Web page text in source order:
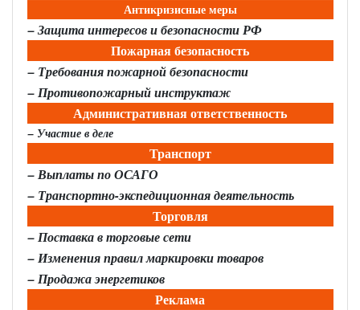
Антикризисные меры
– Защита интересов и безопасности РФ
Пожарная безопасность
– Требования пожарной безопасности
– Противопожарный инструктаж
Административная ответственность
– Участие в деле
Транспорт
– Выплаты по ОСАГО
– Транспортно-экспедиционная деятельность
Торговля
– Поставка в торговые сети
–Изменения правил маркировки товаров
– Продажа энергетиков
Реклама